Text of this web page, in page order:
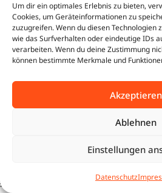
Um dir ein optimales Erlebnis zu bieten,
Cookies, um Geräteinformationen zu
zuzugreifen. Wenn du diesen Technologien
wie das Surfverhalten oder eindeutige IDs
verarbeiten. Wenn du deine Zustimmung
können bestimmte Merkmale und
Akzeptieren
Ablehnen
Einstellungen
Datenschutz
Insgesamt 0
m² | Base Camp Starter